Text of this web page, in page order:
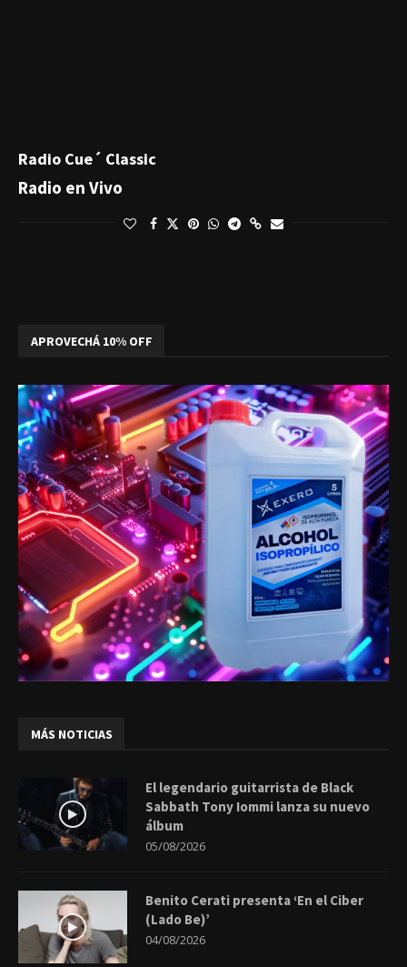
Radio Cue´ Classic
Radio en Vivo
APROVECHÁ 10% OFF
MÁS NOTICIAS
El legendario guitarrista de Black
Sabbath Tony Iommi lanza su nuevo
álbum
05/08/2026
Benito Cerati presenta ‘En el Ciber
(Lado Be)’
04/08/2026